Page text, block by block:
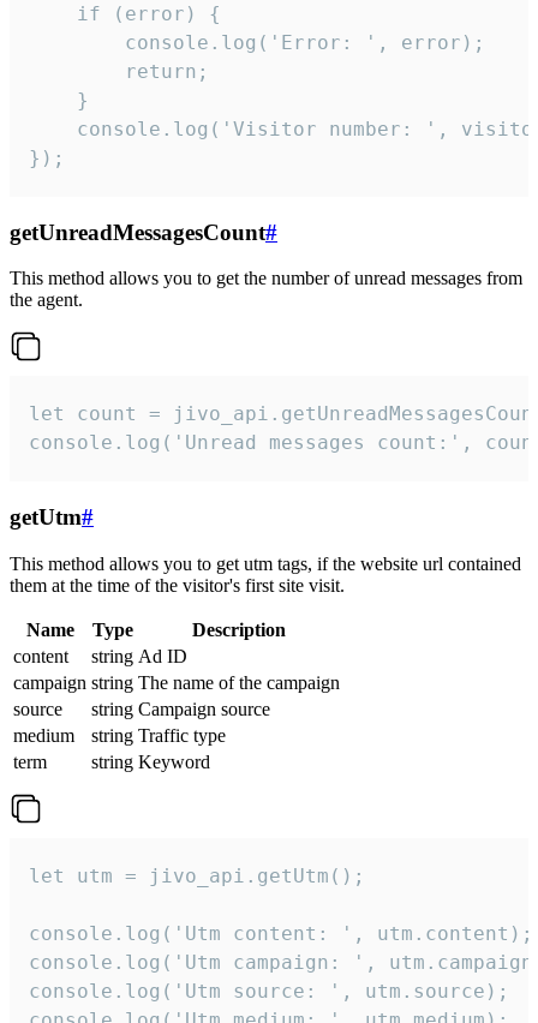
    if (error) {
        console.log('Error: ', error);
        return;
    }
console.log('Visitor number: ',
});
getUnreadMessagesCount#
This method allows you to get the number of unread messages from
the agent.
let count =
console.log('Unread messages count:',
getUtm#
This method allows you to get utm tags, if the website url contained
them at the time of the visitor's first site visit.
Name Type
Description
content
string Ad ID
campaign string The name of the campaign
source
string Campaign source
medium
string Traffic type
term
string Keyword
let utm = jivo_api.getUtm();
console.log('Utm content: ', utm.content);
console.log('Utm campaign: ',
console.log('Utm source: ', utm.source);